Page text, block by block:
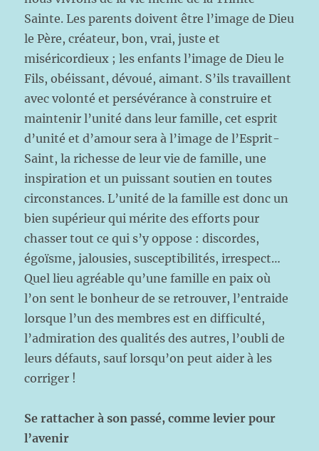
Sainte. Les parents doivent être l’image de Dieu
le Père, créateur, bon, vrai, juste et
miséricordieux ; les enfants l’image de Dieu le
Fils, obéissant, dévoué, aimant. S’ils travaillent
avec volonté et persévérance à construire et
maintenir l’unité dans leur famille, cet esprit
d’unité et d’amour sera à l’image de l’Esprit-
Saint, la richesse de leur vie de famille, une
inspiration et un puissant soutien en toutes
circonstances. L’unité de la famille est donc un
bien supérieur qui mérite des efforts pour
chasser tout ce qui s’y oppose : discordes,
égoïsme, jalousies, susceptibilités, irrespect…
Quel lieu agréable qu’une famille en paix où
l’on sent le bonheur de se retrouver, l’entraide
lorsque l’un des membres est en difficulté,
l’admiration des qualités des autres, l’oubli de
leurs défauts, sauf lorsqu’on peut aider à les
corriger !
Se rattacher à son passé, comme levier pour
l’avenir